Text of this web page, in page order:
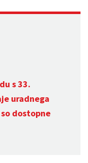
s 33.
uradnega
dostopne